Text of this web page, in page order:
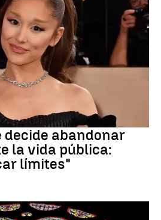
decide abandonar
la vida pública:
límites"